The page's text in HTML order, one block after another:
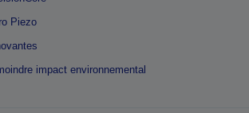
Piezo
impact environnemental